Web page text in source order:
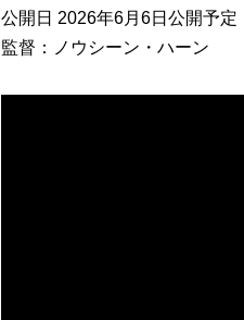
公開日 2026年6月6日公開予定
監督：ノウシーン・ハーン